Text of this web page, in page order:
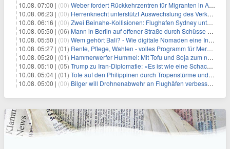
10.08. 07:00 | (00) Weber fordert Rückkehrzentren für Migranten in Afrika
10.08. 06:23 | (00) Herrenknecht unterstützt Auswechslung des Verkehrsministers
10.08. 06:16 | (00) Zwei Beinahe-Kollisionen: Flughafen Sydney unter Druck
10.08. 05:50 | (06) Mann in Berlin auf offener Straße durch Schüsse getötet
10.08. 05:50 | (00) Wem gehört Bali? - Wie digitale Nomaden eine Insel verändern
10.08. 05:27 | (01) Rente, Pflege, Wahlen - volles Programm für Merz im Herbst
10.08. 05:20 | (01) Hammerwerfer Hummel: Mit Tofu und Soja zum nächsten Coup?
10.08. 05:10 | (05) Trump zu Iran-Diplomatie: «Es ist wie eine Schachpartie»
10.08. 05:04 | (01) Tote auf den Philippinen durch Tropenstürme und Monsun
10.08. 05:00 | (00) Bilger will Drohnenabwehr an Flughäfen verbessern